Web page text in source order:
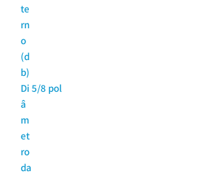
te
rn
o
(d
b)
Di
â
m
et
ro
da
5/8 pol